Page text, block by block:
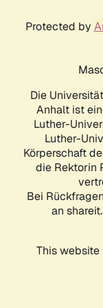
Protected by
Die
Anhalt ist
Luther-
Luther-
Körperschaft
die Rektorin
Bei
an
This website